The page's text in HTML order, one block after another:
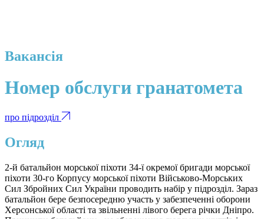
Вакансія
Номер обслуги гранатомета
про підрозділ
Огляд
2-й батальйон морської піхоти 34-ї окремої бригади морської
піхоти 30-го Корпусу морської піхоти Військово-Морських
Сил Збройних Сил України проводить набір у підрозділ. Зараз
батальйон бере безпосередню участь у забезпеченні оборони
Херсонської області та звільненні лівого берега річки Дніпро.